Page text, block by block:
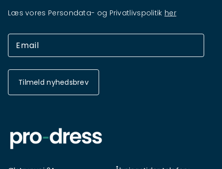
Læs vores Persondata- og Privatlivspolitik her
Tilmeld nyhedsbrev